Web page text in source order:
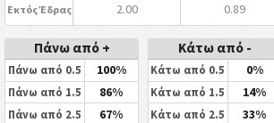
Εκτός Έδρας 2.00 0.89
Πάνω από +
Πάνω από 0.5 100%
Πάνω από 1.5 86%
Πάνω από 2.5 67%
Κάτω από -
Κάτω από 0.5 0%
Κάτω από 1.5 14%
Κάτω από 2.5 33%